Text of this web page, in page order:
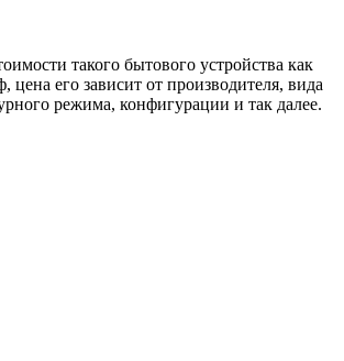
такого бытового устройства как
его зависит от производителя, вида
режима, конфигурации и так далее.